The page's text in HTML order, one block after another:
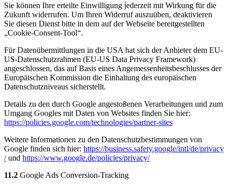
Sie können Ihre erteilte Einwilligung jederzeit mit Wirkung für die
Zukunft widerrufen. Um Ihren Widerruf auszuüben, deaktivieren
Sie diesen Dienst bitte in dem auf der Webseite bereitgestellten
„Cookie-Consent-Tool“.
Für Datenübermittlungen in die USA hat sich der Anbieter dem EU-
US-Datenschutzrahmen (EU-US Data Privacy Framework)
angeschlossen, das auf Basis eines Angemessenheitsbeschlusses der
Europäischen Kommission die Einhaltung des europäischen
Datenschutzniveaus sicherstellt.
Details zu den durch Google angestoßenen Verarbeitungen und zum
Umgang Googles mit Daten von Websites finden Sie hier:
https://policies.google.com/technologies/partner-sites
Weitere Informationen zu den Datenschutzbestimmungen von
Google finden sich hier: https://business.safety.google/intl/de/privacy
/und https://www.google.de/policies/privacy/
11.2 Google Ads Conversion-Tracking